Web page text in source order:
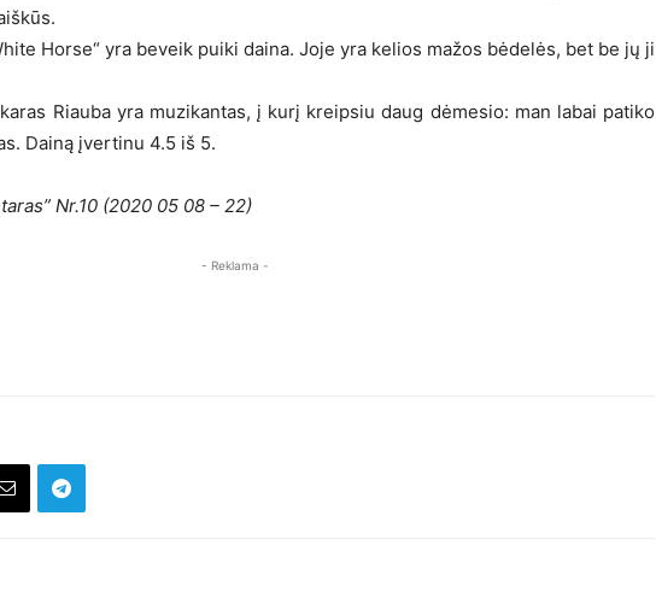
Horse“ yra beveik puiki daina. Joje yra kelios mažos bėdelės, bet be jų ji
Riauba yra muzikantas, į kurį kreipsiu daug dėmesio: man labai patiko
Dainą įvertinu 4.5 iš 5.
Nr.10 (2020 05 08 – 22)
- Reklama -